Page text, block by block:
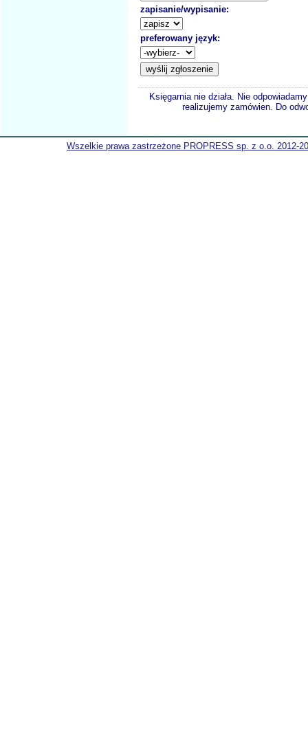
zapisanie/wypisanie:
preferowany język:
Księgarnia nie działa. Nie
realizujemy zamówien. Do
Wszelkie prawa zastrzeżone PROPRESS sp. z o.o. 2012-